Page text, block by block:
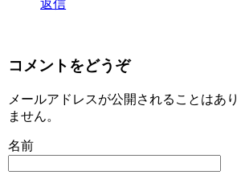
返信
コメントをどうぞ
メールアドレスが公開されることはあり
ません。
名前